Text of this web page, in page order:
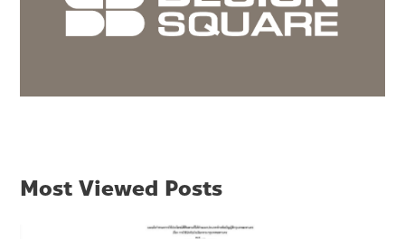
Most Viewed Posts